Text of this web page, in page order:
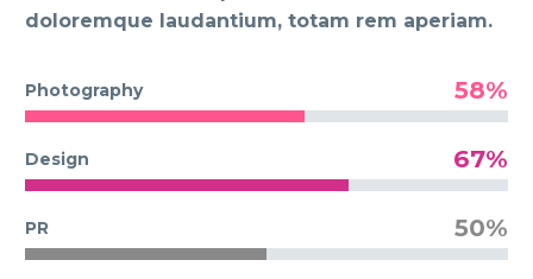
doloremque laudantium, totam rem aperiam.
Photography 58%
Design 67%
PR 50%